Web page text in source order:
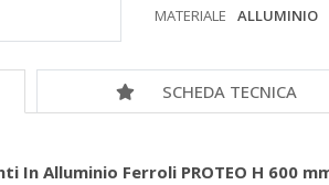
MATERIALE
ALLUMINIO
SCHEDA TECNICA
In Alluminio Ferroli PROTEO H 600